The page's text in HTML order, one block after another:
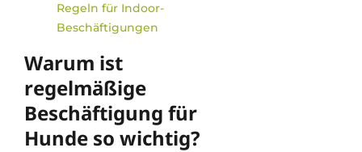
Regeln für Indoor-
Beschäftigungen
Warum ist
regelmäßige
Beschäftigung für
Hunde so wichtig?